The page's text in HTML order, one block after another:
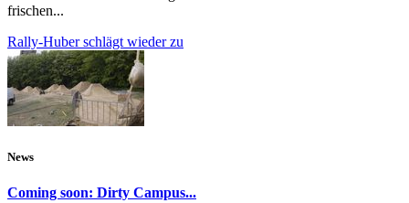
frischen...
Rally-Huber schlägt wieder zu
News
Coming soon: Dirty Campus...